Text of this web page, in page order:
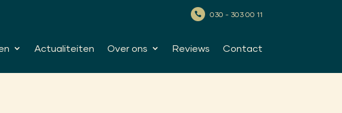
 030 - 303 00 11
Actualiteiten Over ons Reviews Contact